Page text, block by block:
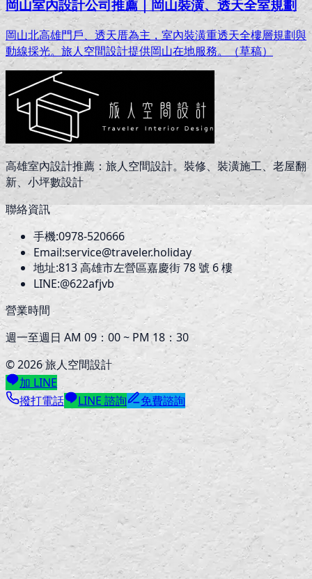
岡山室內設計公司推薦｜岡山裝潢、透天全室規劃
岡山北高雄門戶、透天厝為主，室內裝潢重透天全樓層規劃與
動線採光。旅人空間設計提供岡山在地服務。（草稿）
高雄室內設計推薦：旅人空間設計。裝修、裝潢施工、老屋翻
新、小坪數設計
聯絡資訊
手機:0978-520666
Email:service@traveler.holiday
地址:813高雄市左營區嘉慶街 78 號 6 樓
LINE:@622afjvb
營業時間
週一至週日 AM 09：00 ~ PM 18：30
©2026旅人空間設計
加 LINE
撥打電話
LINE 諮詢 免費諮詢